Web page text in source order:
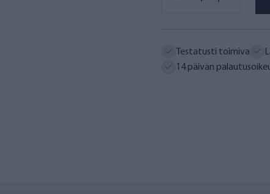
Testatusti toimiva
14 päivän